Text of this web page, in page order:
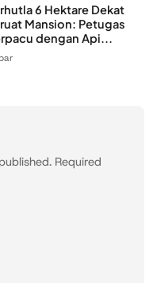
6 Hektare Dekat
Mansion: Petugas
dengan Api...
Required